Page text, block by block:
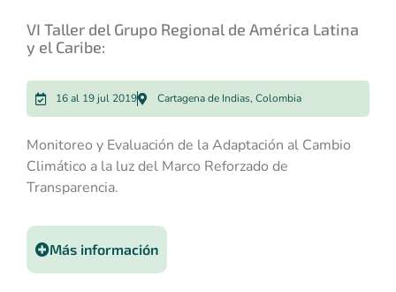
VI Taller del Grupo Regional de América Latina
y el Caribe:
16 al 19 jul 2019 Cartagena de Indias, Colombia
Monitoreo y Evaluación de la Adaptación al Cambio
Climático a la luz del Marco Reforzado de
Transparencia.
Más información